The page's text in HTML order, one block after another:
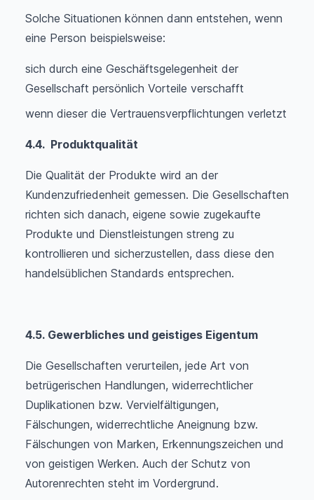
Solche Situationen können dann entstehen, wenn
eine Person beispielsweise:
sich durch eine Geschäftsgelegenheit der
Gesellschaft persönlich Vorteile verschafft
wenn dieser die Vertrauensverpflichtungen verletzt
4.4. Produktqualität
Die Qualität der Produkte wird an der
Kundenzufriedenheit gemessen. Die Gesellschaften
richten sich danach, eigene sowie zugekaufte
Produkte und Dienstleistungen streng zu
kontrollieren und sicherzustellen, dass diese den
handelsüblichen Standards entsprechen.
4.5. Gewerbliches und geistiges Eigentum
Die Gesellschaften verurteilen, jede Art von
betrügerischen Handlungen, widerrechtlicher
Duplikationen bzw. Vervielfältigungen,
Fälschungen, widerrechtliche Aneignung bzw.
Fälschungen von Marken, Erkennungszeichen und
von geistigen Werken. Auch der Schutz von
Autorenrechten steht im Vordergrund.